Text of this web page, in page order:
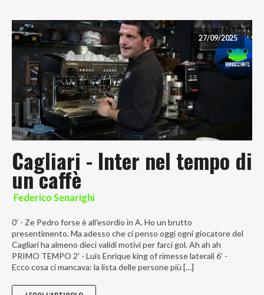
27/09/2025
Cagliari - Inter nel tempo di
un caffè
Federico Senarighi
0' - Ze Pedro forse è all'esordio in A. Ho un brutto
presentimento. Ma adesso che ci penso oggi ogni giocatore del
Cagliari ha almeno dieci validi motivi per farci gol. Ah ah ah
PRIMO TEMPO 2' - Luis Enrique king of rimesse laterali 6' -
Ecco cosa ci mancava: la lista delle persone più […]